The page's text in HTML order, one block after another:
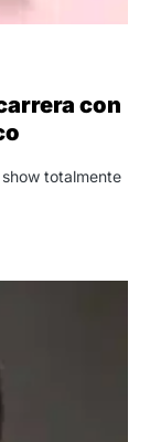
con
totalmente